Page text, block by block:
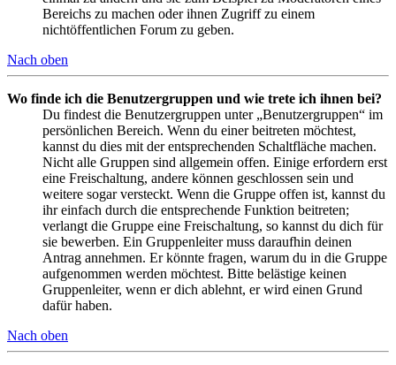
Bereichs zu machen oder ihnen Zugriff zu einem
nichtöffentlichen Forum zu geben.
Nach oben
Wo finde ich die Benutzergruppen und wie trete ich ihnen bei?
Du findest die Benutzergruppen unter „Benutzergruppen“ im
persönlichen Bereich. Wenn du einer beitreten möchtest,
kannst du dies mit der entsprechenden Schaltfläche machen.
Nicht alle Gruppen sind allgemein offen. Einige erfordern erst
eine Freischaltung, andere können geschlossen sein und
weitere sogar versteckt. Wenn die Gruppe offen ist, kannst du
ihr einfach durch die entsprechende Funktion beitreten;
verlangt die Gruppe eine Freischaltung, so kannst du dich für
sie bewerben. Ein Gruppenleiter muss daraufhin deinen
Antrag annehmen. Er könnte fragen, warum du in die Gruppe
aufgenommen werden möchtest. Bitte belästige keinen
Gruppenleiter, wenn er dich ablehnt, er wird einen Grund
dafür haben.
Nach oben